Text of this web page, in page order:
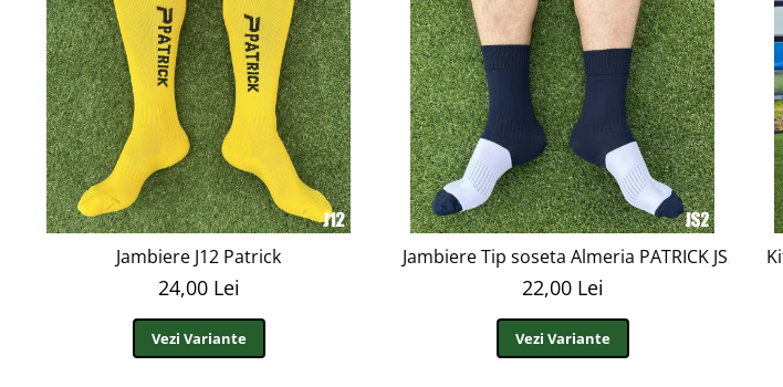
Jambiere J12 Patrick
24,00 Lei
Vezi Variante
Jambiere Tip soseta Almeria PATRICK JS2
22,00 Lei
Vezi Variante